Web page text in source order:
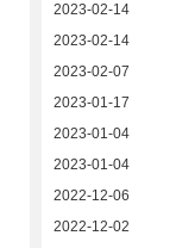
2023-02-14
2023-02-14
2023-02-07
2023-01-17
2023-01-04
2023-01-04
2022-12-06
2022-12-02